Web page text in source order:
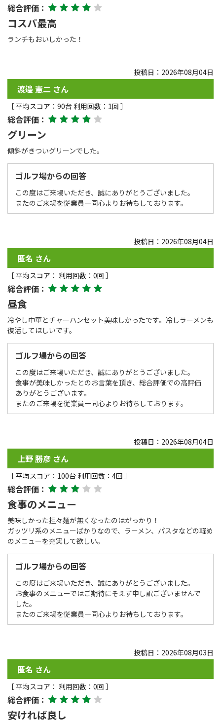
総合評価：
コスパ最高
ランチもおいしかった！
渡邉 憲二 さん
［ 平均スコア：90台 利用回数：1回 ］
投稿日：2026年08月04日
総合評価：
グリーン
傾斜がきついグリーンでした。
ゴルフ場からの回答
この度はご来場いただき、誠にありがとうございました。
またのご来場を従業員一同心よりお待ちしております。
匿名 さん
［ 平均スコア： 利用回数：0回 ］
投稿日：2026年08月04日
総合評価：
昼食
冷やし中華とチャーハンセット美味しかったです。冷しラーメンも
復活してほしいです。
ゴルフ場からの回答
この度はご来場いただき、誠にありがとうございました。
食事が美味しかったとのお言葉を頂き、総合評価での高評価
ありがとうございます。
またのご来場を従業員一同心よりお待ちしております。
上野 勝彦 さん
［ 平均スコア：100台 利用回数：4回 ］
投稿日：2026年08月04日
総合評価：
食事のメニュー
美味しかった担々麺が無くなったのはがっかり！
ガッツリ系のメニューばかりなので、ラーメン、パスタなどの軽め
のメニューを充実して欲しい。
ゴルフ場からの回答
この度はご来場いただき、誠にありがとうございました。
お食事のメニューではご期待にそえず申し訳ございませんで
した。
またのご来場を従業員一同心よりお待ちしております。
匿名 さん
［ 平均スコア： 利用回数：0回 ］
投稿日：2026年08月03日
総合評価：
安ければ良し